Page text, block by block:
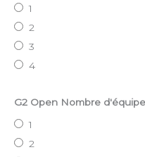
1
2
3
4
G2 Open Nombre
1
2